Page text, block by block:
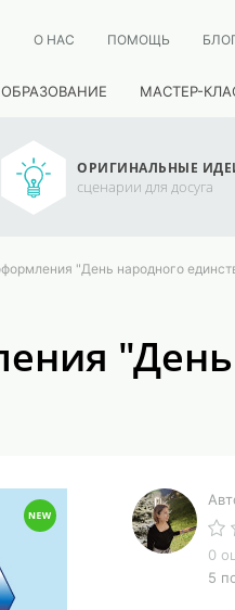
О НАС ПОМОЩЬ
ОБРАЗОВАНИЕ МАСТЕР-
ОРИГИНАЛЬНЫЕ
сценарии для досуга
"День народного
0
5